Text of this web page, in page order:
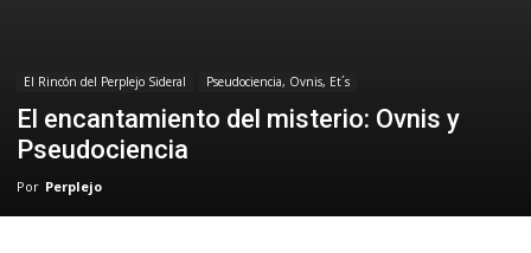
El Rincón del Perplejo Sideral Pseudociencia, Ovnis, Et´s
El encantamiento del misterio: Ovnis y
Pseudociencia
Por Perplejo